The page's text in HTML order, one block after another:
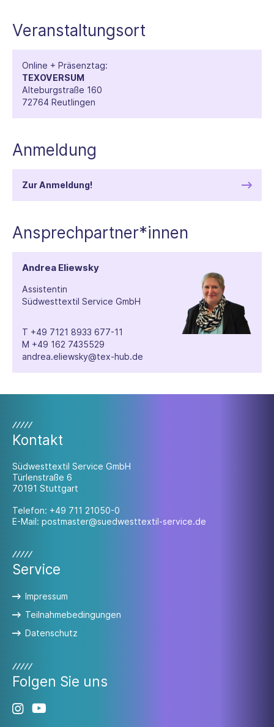
Veranstaltungsort
Online + Präsenztag:
TEXOVERSUM
Alteburgstraße 160
72764 Reutlingen
Anmeldung
Zur Anmeldung!
Ansprechpartner*innen
Andrea Eliewsky
Assistentin
Südwesttextil Service GmbH
T +49 7121 8933 677-11
M +49 162 7435529
andrea.eliewsky@tex-hub.de
Kontakt
Südwesttextil Service GmbH
Türlenstraße 6
70191 Stuttgart
Telefon: +49 711 21050-0
E-Mail: postmaster@suedwesttextil-service.de
Service
Impressum
Teilnahmebedingungen
Datenschutz
Folgen Sie uns